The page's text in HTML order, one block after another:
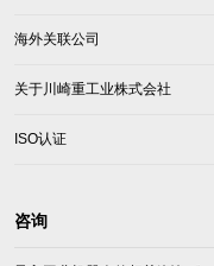
海外关联公司
关于川崎重工业株式会社
ISO认证
咨询